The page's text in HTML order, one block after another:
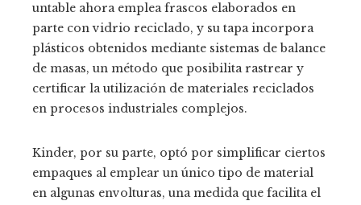
untable ahora emplea frascos elaborados en
parte con vidrio reciclado, y su tapa incorpora
plásticos obtenidos mediante sistemas de balance
de masas, un método que posibilita rastrear y
certificar la utilización de materiales reciclados
en procesos industriales complejos.
Kinder, por su parte, optó por simplificar ciertos
empaques al emplear un único tipo de material
en algunas envolturas, una medida que facilita el